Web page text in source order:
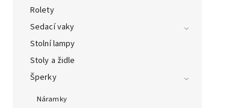
Rolety
Sedací vaky
Stolní lampy
Stoly a židle
Šperky
Náramky